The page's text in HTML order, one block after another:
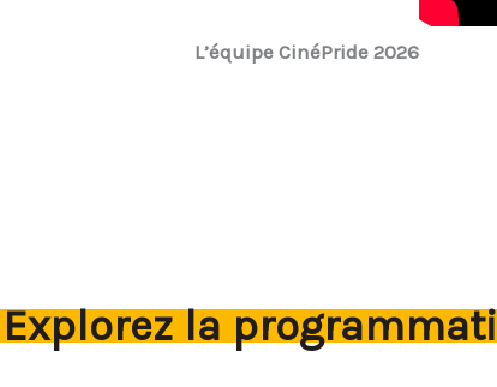
L’équipe CinéPride 2026
Explorez la